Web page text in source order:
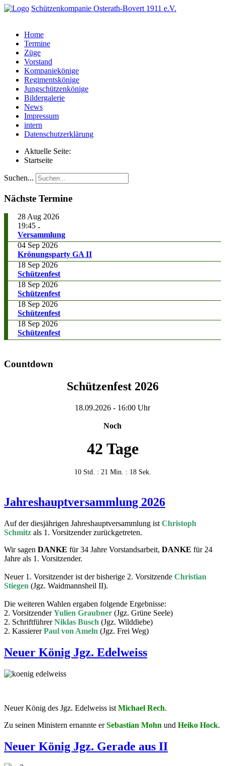
Schützenkompanie Osterath-Bovert 1911 e.V.
Home
Termine
Züge
Vorstand
Kompaniekönige
Regimentskönige
Jungschützenkönige
Bildergalerie
News
Impressum
intern
Datenschutzerklärung
Aktuelle Seite:
Startseite
Suchen...
Nächste Termine
28 Aug 2026
19:45 -
Versammlung
04 Sep 2026
Krönungsparty GA II
18 Sep 2026
Schützenfest
18 Sep 2026
Schützenfest
18 Sep 2026
Schützenfest
18 Sep 2026
Schützenfest
Countdown
Schützenfest 2026
18.09.2026 - 16:00 Uhr
Noch
42 Tage
10 Std. : 21 Min. : 18 Sek.
Jahreshauptversammlung 2026
Auf der diesjährigen Jahreshauptversammlung ist Christoph
Schmitz als 1. Vorsitzender zurückgetreten.
Wir sagen DANKE für 34 Jahre Vorstandsarbeit, DANKE für 24
Jahre als 1. Vorsitzender.
Neuer 1. Vorsitzender ist der bisherige 2. Vorsitzende Christian
Stiegen (Jgz. Waidmannsheil II).
Die weiteren Wahlen ergaben folgende Ergebnisse:
2. VorsitzenderYulien Graubner (Jgz. Grüne Seele)
2. SchriftführerNiklas Busch (Jgz. Wilddiebe)
2. KassiererPaul von Ameln (Jgz. Frei Weg)
Neuer König Jgz. Edelweiss
Neuer König des Jgz. Edelweiss ist Michael Rech.
Zu seinen Ministern ernannte erSebastian Mohn und Heiko Hock.
Neuer König Jgz. Gerade aus II